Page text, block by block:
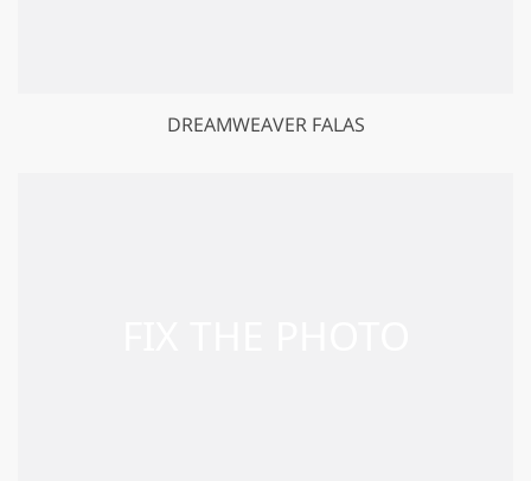
DREAMWEAVER FALAS